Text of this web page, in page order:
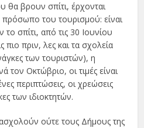
θα βρουν σπίτι, έρχονται
πρόσωπο του τουρισμού: είναι
σπίτι, από τις 30 Ιουνίου
πιο πριν, λες και τα σχολεία
των τουριστών), η
τον Οκτώβριο, οι τιμές είναι
περιπτώσεις, οι χρεώσεις
των ιδιοκτητών.
ούτε τους Δήμους της